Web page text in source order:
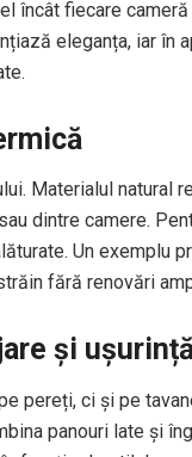
încât fiecare
eleganța, iar în
Materialul natural
dintre camere.
Un exemplu
fără renovări
și
pereți, ci și pe
panouri late și